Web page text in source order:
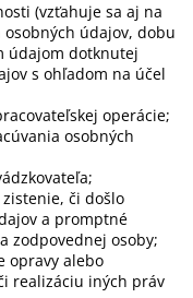
(vzťahuje sa aj na
údajov, dobu
údajom dotknutej
s ohľadom na účel
operácie;
osobných
či došlo
a promptné
zodpovednej osoby;
opravy alebo
realizáciu iných práv